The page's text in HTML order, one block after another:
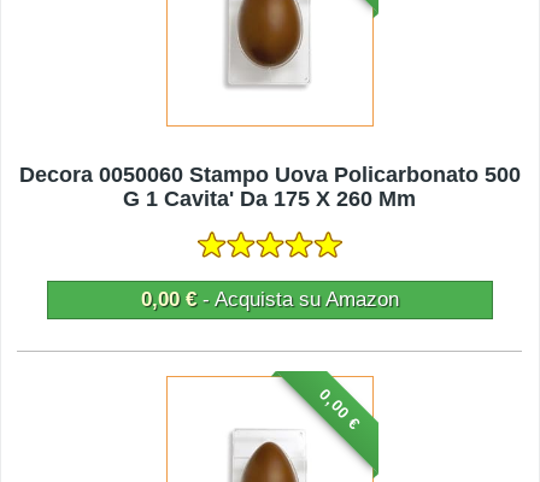
Decora 0050060 Stampo Uova Policarbonato 500
G 1 Cavita' Da 175 X 260 Mm
0,00 €- Acquista su Amazon
0,00 €